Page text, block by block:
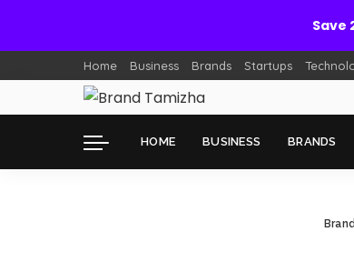
Save
Home Business Brands Startups
HOME BUSINESS BRANDS